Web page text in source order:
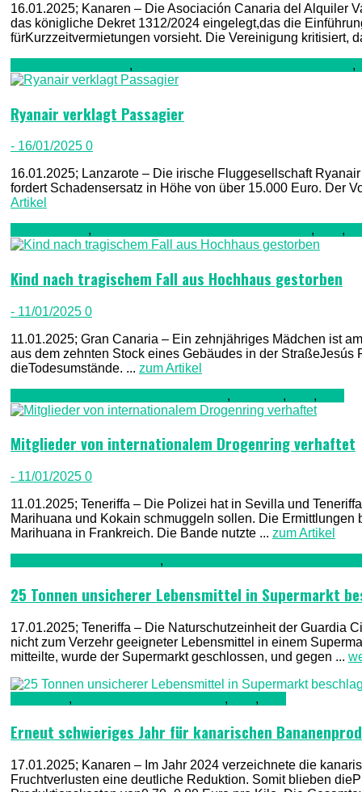
16.01.2025; Kanaren – Die Asociación Canaria del Alquiler
das königliche Dekret 1312/2024 eingelegt,das die
fürKurzzeitvermietungen vorsieht. Die Vereinigung kritisiert,
, ,
Ryanair verklagt Passagier
- 16/01/2025 0
16.01.2025; Lanzarote – Die irische Fluggesellschaft
fordert Schadensersatz in Höhe von über 15.000 Euro. Der
Artikel
, , ,
Kind nach tragischem Fall aus Hochhaus gestorben
- 11/01/2025 0
11.01.2025; Gran Canaria – Ein zehnjähriges Mädchen ist
aus dem zehnten Stock eines Gebäudes in der
dieTodesumstände. ... zum Artikel
, , ,
Mitglieder von internationalem Drogenring verhaftet
- 11/01/2025 0
11.01.2025; Teneriffa – Die Polizei hat in Sevilla und
Marihuana und Kokain schmuggeln sollen. Die
Marihuana in Frankreich. Die Bande nutzte ... zum Artikel
,
25 Tonnen unsicherer Lebensmittel in Supermarkt
17.01.2025; Teneriffa – Die Naturschutzeinheit der Guardia
nicht zum Verzehr geeigneter Lebensmittel in einem
mitteilte, wurde der Supermarkt geschlossen, und gegen ...
, , ,
Erneut schwieriges Jahr für kanarischen
17.01.2025; Kanaren – Im Jahr 2024 verzeichnete die
Fruchtverlusten eine deutliche Reduktion. Somit blieben